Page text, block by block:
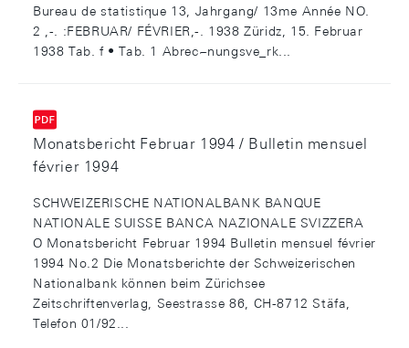
Bureau de statistique 13, Jahrgang/ 13me Année NO.
2 ,-. :FEBRUAR/ FÉVRIER,-. 1938 Züridz, 15. Februar
1938 Tab. f • Tab. 1 Abrec~nungsve_rk...
Monatsbericht Februar 1994 / Bulletin mensuel
février 1994
SCHWEIZERISCHE NATIONALBANK BANQUE
NATIONALE SUISSE BANCA NAZIONALE SVIZZERA
O Monatsbericht Februar 1994 Bulletin mensuel février
1994 No.2 Die Monatsberichte der Schweizerischen
Nationalbank können beim Zürichsee
Zeitschriftenverlag, Seestrasse 86, CH-8712 Stäfa,
Telefon 01/92...